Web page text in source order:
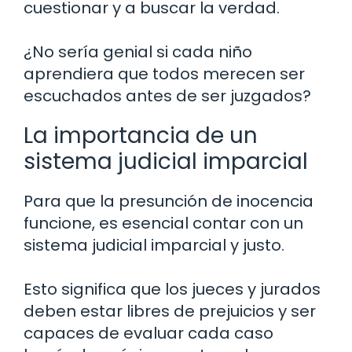
cuestionar y a buscar la verdad.
¿No sería genial si cada niño
aprendiera que todos merecen ser
escuchados antes de ser juzgados?
La importancia de un
sistema judicial imparcial
Para que la presunción de inocencia
funcione, es esencial contar con un
sistema judicial imparcial y justo.
Esto significa que los jueces y jurados
deben estar libres de prejuicios y ser
capaces de evaluar cada caso